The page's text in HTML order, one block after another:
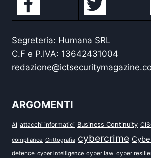
Segreteria: Humana SRL
C.F e P.IVA: 13642431004
ARGOMENTI
AI attacchi informatici Business Continuity
compliance Crittografia cybercrime
defence cyber intelligence cyber law cyber